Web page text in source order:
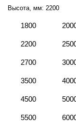
Высота, мм: 2200
1800
2200
2700
3500
4500
5500